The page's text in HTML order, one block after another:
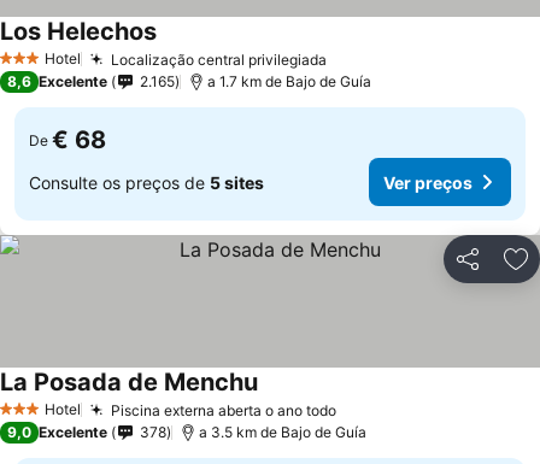
3 EstrelasHotel Localização central privilegiada
Los Helechos
8,6 Excelente 2.165 a 1.7 km de Bajo de Guía
De € 68
Consulte os preços de 5 sites Ver preços
Partilhar
3 EstrelasHotel Piscina externa aberta o ano todo
La Posada de Menchu
9,0 Excelente 378 a 3.5 km de Bajo de Guía